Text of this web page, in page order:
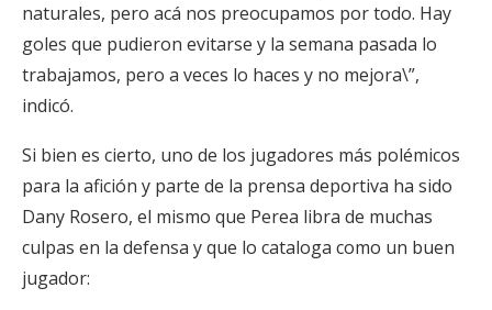
naturales, pero acá nos preocupamos por todo. Hay
goles que pudieron evitarse y la semana pasada lo
trabajamos, pero a veces lo haces y no mejora\”,
indicó.
Si bien es cierto, uno de los jugadores más polémicos
para la afición y parte de la prensa deportiva ha sido
Dany Rosero, el mismo que Perea libra de muchas
culpas en la defensa y que lo cataloga como un buen
jugador: